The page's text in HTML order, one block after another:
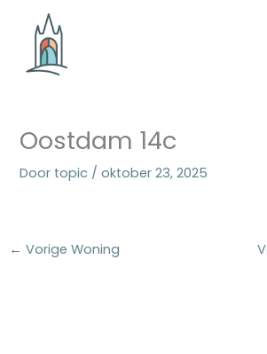
Oostdam 14c
Door topic /oktober 23, 2025
← Vorige Woning